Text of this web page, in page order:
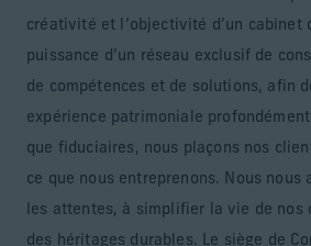
créativité et l’objectivité d’un cabinet
puissance d’un réseau exclusif de
de compétences et de solutions, afin
expérience patrimoniale
que fiduciaires, nous plaçons nos
ce que nous entreprenons. Nous nous
les attentes, à simplifier la vie de
des héritages durables. Le siège de